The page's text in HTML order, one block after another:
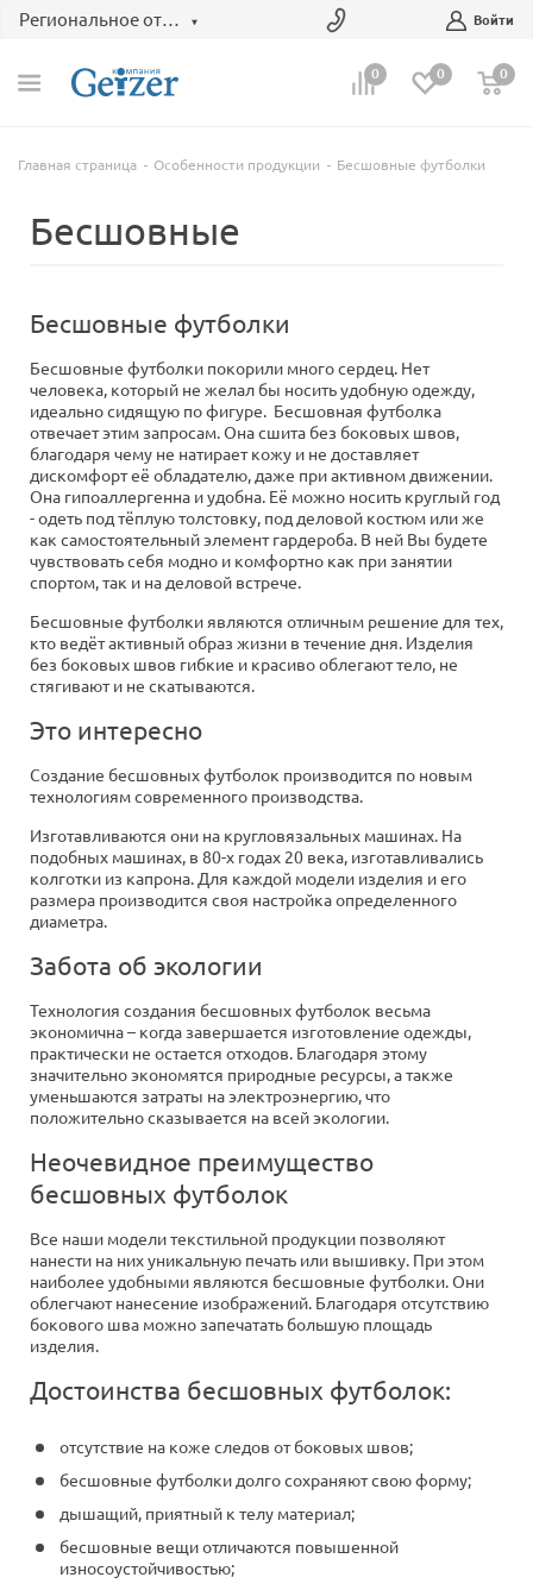
Региональное отделение Войти
0 0 0
Главная страница Особенности продукции Бесшовные футболки
Бесшовные
Бесшовные футболки
Бесшовные футболки покорили много сердец. Нет
человека, который не желал бы носить удобную одежду,
идеально сидящую по фигуре. Бесшовная футболка
отвечает этим запросам. Она сшита без боковых швов,
благодаря чему не натирает кожу и не доставляет
дискомфорт её обладателю, даже при активном движении.
Она гипоаллергенна и удобна. Её можно носить круглый год
- одеть под тёплую толстовку, под деловой костюм или же
как самостоятельный элемент гардероба. В ней Вы будете
чувствовать себя модно и комфортно как при занятии
спортом, так и на деловой встрече.
Бесшовные футболки являются отличным решение для тех,
кто ведёт активный образ жизни в течение дня. Изделия
без боковых швов гибкие и красиво облегают тело, не
стягивают и не скатываются.
Это интересно
Создание бесшовных футболок производится по новым
технологиям современного производства.
Изготавливаются они на кругловязальных машинах. На
подобных машинах, в 80-х годах 20 века, изготавливались
колготки из капрона. Для каждой модели изделия и его
размера производится своя настройка определенного
диаметра.
Забота об экологии
Технология создания бесшовных футболок весьма
экономична – когда завершается изготовление одежды,
практически не остается отходов. Благодаря этому
значительно экономятся природные ресурсы, а также
уменьшаются затраты на электроэнергию, что
положительно сказывается на всей экологии.
Неочевидное преимущество
бесшовных футболок
Все наши модели текстильной продукции позволяют
нанести на них уникальную печать или вышивку. При этом
наиболее удобными являются бесшовные футболки. Они
облегчают нанесение изображений. Благодаря отсутствию
бокового шва можно запечатать большую площадь
изделия.
Достоинства бесшовных футболок:
отсутствие на коже следов от боковых швов;
бесшовные футболки долго сохраняют свою форму;
дышащий, приятный к телу материал;
бесшовные вещи отличаются повышенной
износоустойчивостью;